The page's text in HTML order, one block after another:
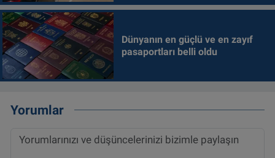
Dünyanın en güçlü ve en zayıf
pasaportları belli oldu
Yorumlar